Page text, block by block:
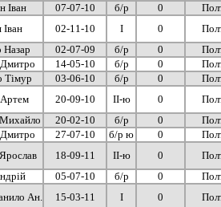
Іван 07-07-10 б/р 0
02-11-10 І 0
Назар 02-07-09 б/р 0
14-05-10 б/р 0
Тімур 03-06-10 б/р 0
20-09-10 ІІ-ю 0
20-02-10 б/р 0
27-07-10 б/р ю 0
18-09-11 ІІ-ю 0
05-07-10 б/р 0
Ан. 15-03-11 І 0